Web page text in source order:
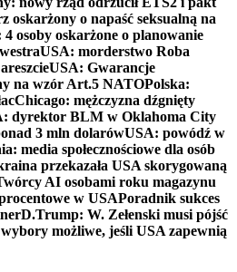
oskarżony o napaść seksualną na
osoby oskarżone o planowanie
USA: morderstwo Roba
USA: Gwarancje
na wzór Art.5 NATOPolska:
Chicago: mężczyzna dźgnięty
dyrektor BLM w Oklahoma City
3 mln dolarówUSA: powódź w
media społecznościowe dla osób
przekazała USA skorygowaną
AI osobami roku magazynu
w USAPoradnik sukces
D.Trump: W. Zełenski musi pójść
wybory możliwe, jeśli USA zapewnią